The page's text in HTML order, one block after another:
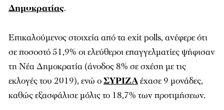
Δημοκρατίας.
Επικαλούμενος στοιχεία από τα exit polls, ανέφερε ότι
σε ποσοστό 51,9% οι ελεύθεροι επαγγελματίες ψήφισαν
τη Νέα Δημοκρατία (άνοδος 8% σε σχέση με τις
εκλογές του 2019), ενώ οΣΥΡΙΖΑέχασε 9 μονάδες,
καθώς εξασφάλισε μόλις το 18,7% των προτιμήσεων.